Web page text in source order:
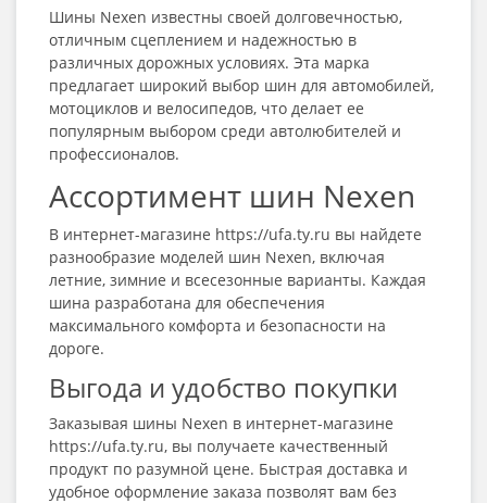
Шины Nexen известны своей долговечностью,
отличным сцеплением и надежностью в
различных дорожных условиях. Эта марка
предлагает широкий выбор шин для автомобилей,
мотоциклов и велосипедов, что делает ее
популярным выбором среди автолюбителей и
профессионалов.
Ассортимент шин Nexen
В интернет-магазине https://ufa.ty.ru вы найдете
разнообразие моделей шин Nexen, включая
летние, зимние и всесезонные варианты. Каждая
шина разработана для обеспечения
максимального комфорта и безопасности на
дороге.
Выгода и удобство покупки
Заказывая шины Nexen в интернет-магазине
https://ufa.ty.ru, вы получаете качественный
продукт по разумной цене. Быстрая доставка и
удобное оформление заказа позволят вам без